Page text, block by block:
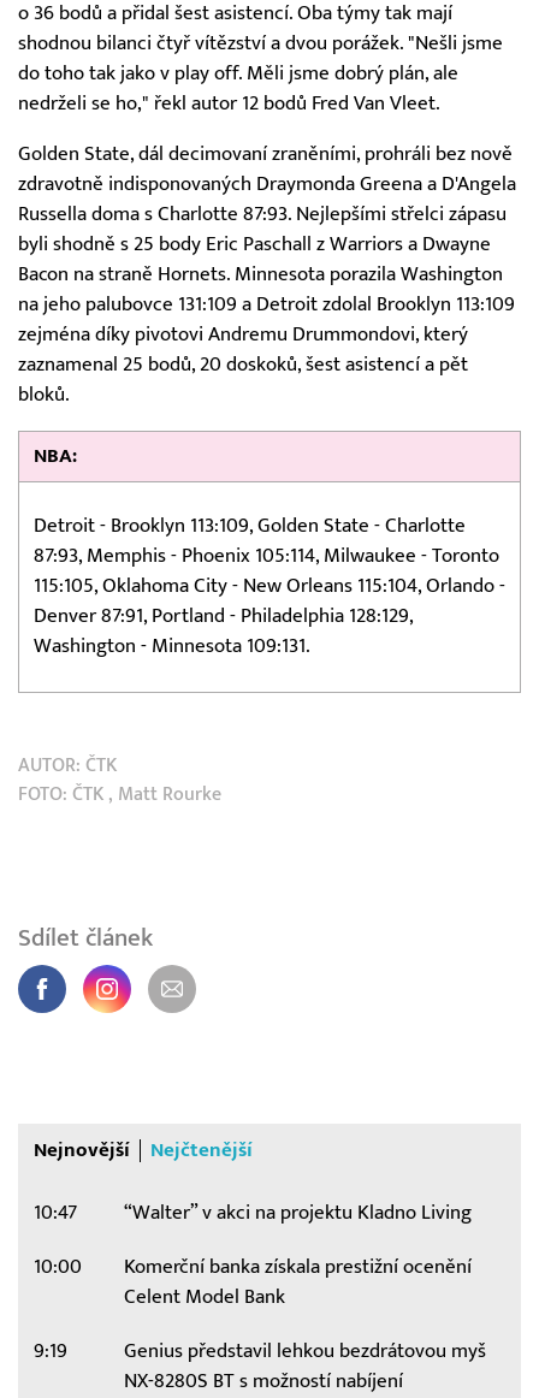
o 36 bodů a přidal šest asistencí. Oba týmy tak mají
shodnou bilanci čtyř vítězství a dvou porážek. "Nešli jsme
do toho tak jako v play off. Měli jsme dobrý plán, ale
nedrželi se ho," řekl autor 12 bodů Fred Van Vleet.
Golden State, dál decimovaní zraněními, prohráli bez nově
zdravotně indisponovaných Draymonda Greena a D'Angela
Russella doma s Charlotte 87:93. Nejlepšími střelci zápasu
byli shodně s 25 body Eric Paschall z Warriors a Dwayne
Bacon na straně Hornets. Minnesota porazila Washington
na jeho palubovce 131:109 a Detroit zdolal Brooklyn 113:109
zejména díky pivotovi Andremu Drummondovi, který
zaznamenal 25 bodů, 20 doskoků, šest asistencí a pět
bloků.
NBA:
Detroit - Brooklyn 113:109, Golden State - Charlotte
87:93, Memphis - Phoenix 105:114, Milwaukee - Toronto
115:105, Oklahoma City - New Orleans 115:104, Orlando -
Denver 87:91, Portland - Philadelphia 128:129,
Washington - Minnesota 109:131.
AUTOR: ČTK
FOTO: ČTK , Matt Rourke
Sdílet článek
Nejnovější Nejčtenější
10:47 “Walter” v akci na projektu Kladno Living
10:00
Komerční banka získala prestižní ocenění
Celent Model Bank
9:19
Genius představil lehkou bezdrátovou myš
NX-8280S BT s možností nabíjení